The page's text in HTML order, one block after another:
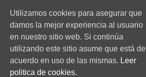
Utilizamos cookies para asegurar que
damos la mejor experiencia al usuario
en nuestro sitio web. Si continúa
utilizando este sitio asume que está de
acuerdo en uso de las mismas. Leer
politica de cookies.